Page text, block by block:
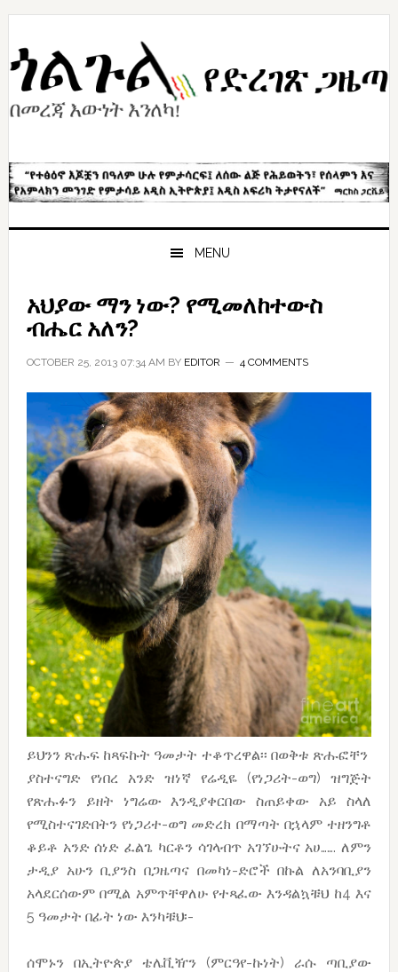
Skip
primary
navigation
Skip
content
Skip
primary
sidebar
MENU
አህያው ማን ነው? የሚመለከተውስ
ብሔር አለን?
OCTOBER 25, 2013 07:34 AM BY EDITOR 4 COMMENTS
ይህንን ጽሑፍ ከጻፍኩት ዓመታት ተቆጥረዋል፡፡ በወቅቱ ጽሑፎቸን
ያስተናግድ የነበረ አንድ ዝነኛ የሬዲዬ (የነጋሪት-ወግ) ዝግጅት
የጽሑፉን ይዘት ነግሬው እንዲያቀርበው ስጠይቀው አይ ስላለ
የሚስተናገድበትን የነጋሪተ-ወግ መድረክ በማጣት በኋላም ተዘንግቶ
ቆይቶ አንድ ሰነድ ፈልጌ ካርቶን ሳገላብጥ አገኘሁትና አሀ……. ለምን
ታዲያ አሁን ቢያንስ በጋዜጣና በመካነ-ድሮች በኩል ለአንባቢያን
አላደርሰውም በሚል አምጥቸዋለሁ የተጻፈው እንዳልኳቹህ ከ4 እና
5 ዓመታት በፊት ነው እንካቹህ፡-
ሰሞኑን በኢትዮጵያ ቴሌቪዥን (ምርዓየ-ኩነት) ራሱ ጣቢያው